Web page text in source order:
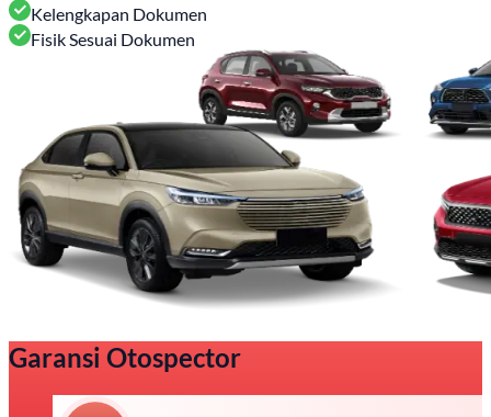
Kelengkapan Dokumen
Fisik Sesuai Dokumen
Garansi Otospector